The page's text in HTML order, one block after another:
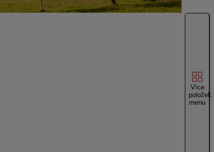
Více
položek
menu